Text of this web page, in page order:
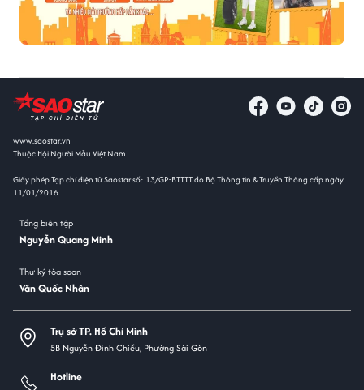
www.saostar.vn
Thuộc Hội Người Mẫu Việt Nam
Giấy phép Tạp chí điện tử Saostar số: 13/GP-BTTTT do Bộ Thông tin & Truyền Thông cấp ngày
11/01/2016
Tổng biên tập
Nguyễn Quang Minh
Thư ký tòa soạn
Văn Quốc Nhân
Trụ sở TP. Hồ Chí Minh
5B Nguyễn Đình Chiểu, Phường Sài Gòn
Hotline